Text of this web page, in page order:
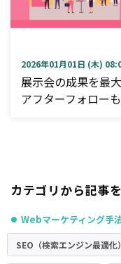
2026年01月01日 (木)
展示会の成果を最
アフターフォロー
カテゴリから記事
● Webマーケティング手
SEO（検索エンジン最適化）